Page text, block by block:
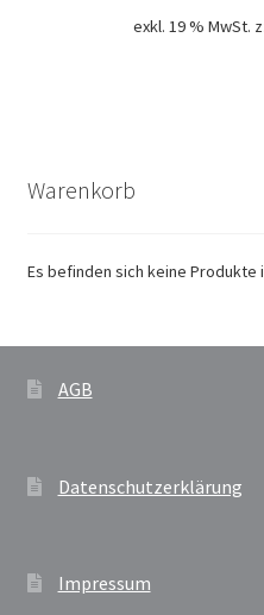
exkl. 19 % MwSt.
Warenkorb
Es befinden sich keine Produkte
AGB
Datenschutzerklärung
Impressum